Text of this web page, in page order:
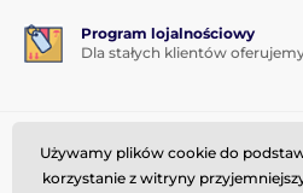
Program lojalnościowy
Dla stałych klientów
Potrzebujesz porady offline
Obsługa klienta jest dostępna
Używamy plików cookie do
korzystanie z witryny